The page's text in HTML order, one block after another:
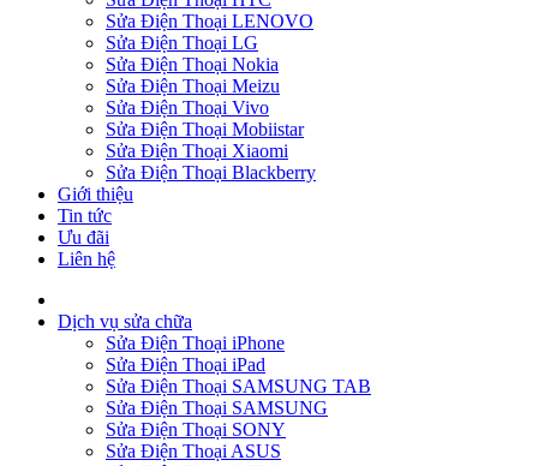
Sửa Điện Thoại LENOVO
Sửa Điện Thoại LG
Sửa Điện Thoại Nokia
Sửa Điện Thoại Meizu
Sửa Điện Thoại Vivo
Sửa Điện Thoại Mobiistar
Sửa Điện Thoại Xiaomi
Sửa Điện Thoại Blackberry
Giới thiệu
Tin tức
Ưu đãi
Liên hệ
Dịch vụ sửa chữa
Sửa Điện Thoại iPhone
Sửa Điện Thoại iPad
Sửa Điện Thoại SAMSUNG TAB
Sửa Điện Thoại SAMSUNG
Sửa Điện Thoại SONY
Sửa Điện Thoại ASUS